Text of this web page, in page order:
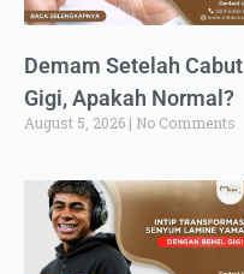
Demam Setelah Cabut
Gigi, Apakah Normal?
August 5, 2026 No Comments